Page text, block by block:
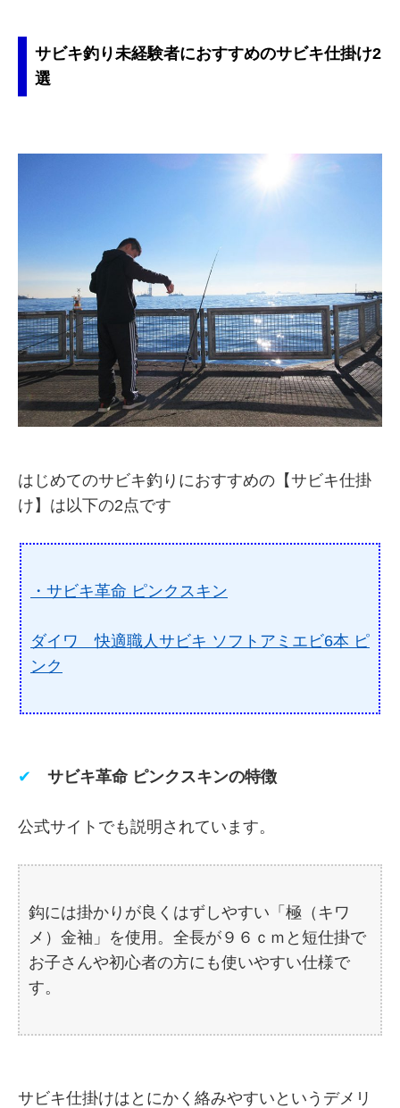
サビキ釣り未経験者におすすめのサビキ仕掛け2
選
はじめてのサビキ釣りにおすすめの【サビキ仕掛
け】は以下の2点です
・サビキ革命 ピンクスキン
ダイワ 快適職人サビキ ソフトアミエビ6本 ピ
ンク
✔ サビキ革命 ピンクスキンの特徴
公式サイトでも説明されています。
鈎には掛かりが良くはずしやすい「極（キワ
メ）金袖」を使用。全長が９６ｃｍと短仕掛で
お子さんや初心者の方にも使いやすい仕様で
す。
サビキ仕掛けはとにかく絡みやすいというデメリ